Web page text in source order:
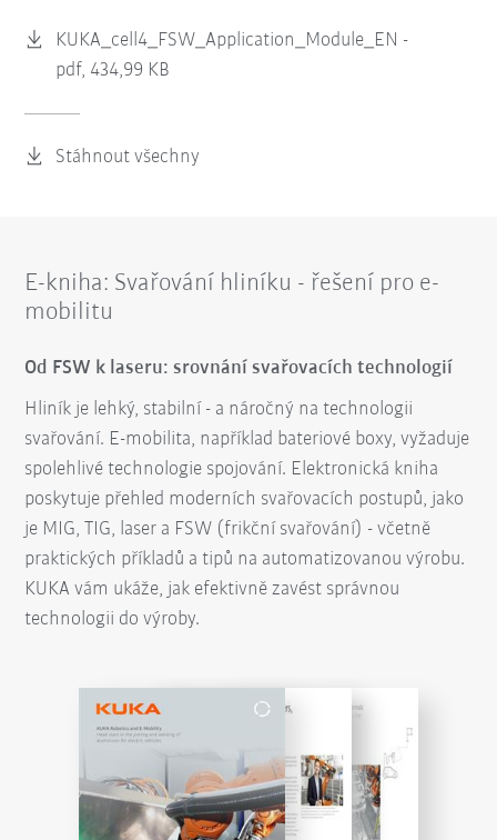
KUKA_cell4_FSW_Application_Module_EN -
pdf, 434,99 KB
Stáhnout všechny
E-kniha: Svařování hliníku - řešení pro e-
mobilitu
Od FSW k laseru: srovnání svařovacích technologií
Hliník je lehký, stabilní - a náročný na technologii
svařování. E-mobilita, například bateriové boxy, vyžaduje
spolehlivé technologie spojování. Elektronická kniha
poskytuje přehled moderních svařovacích postupů, jako
je MIG, TIG, laser a FSW (frikční svařování) - včetně
praktických příkladů a tipů na automatizovanou výrobu.
KUKA vám ukáže, jak efektivně zavést správnou
technologii do výroby.